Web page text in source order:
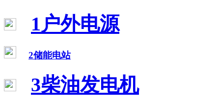
1户外电源
2储能电站
3柴油发电机